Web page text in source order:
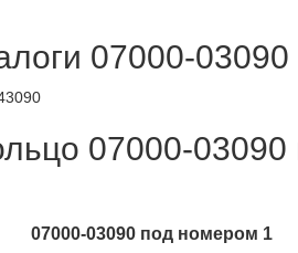
07000-03090
07000-03090
07000-03090 под номером 1